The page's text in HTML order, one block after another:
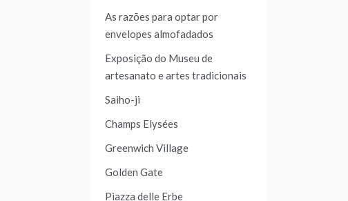
As razões para optar por
envelopes almofadados
Exposição do Museu de
artesanato e artes tradicionais
Saiho-ji
Champs Elysées
Greenwich Village
Golden Gate
Piazza delle Erbe